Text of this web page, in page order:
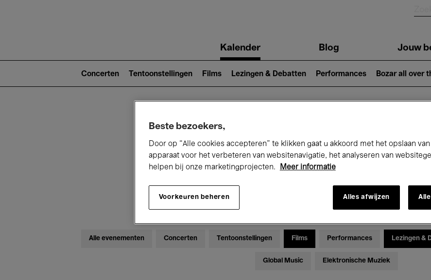
navigationKalender Blog Jouw
2)
Concerten Tentoonstellingen Films Lezingen & Debatten Performances Bozar all over
Nu bij Bozar
Maandag 18 Mei 2026
Alle evenementen Concerten Tentoonstellingen Films Performances Lezingen &
Global Music Elektronische Muziek
Beste bezoekers,
Door op “Alle cookies accepteren” te klikken gaat u akkoord met het opslaan
apparaat voor het verbeteren van websitenavigatie, het analyseren van
helpen bij onze marketingprojecten.
Meer informatie
Voorkeuren beheren Alles afwijzen